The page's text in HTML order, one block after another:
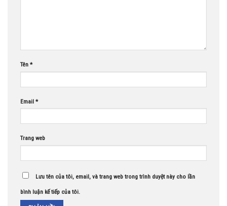
Tên *
Email *
Trang web
Lưu tên của tôi, email, và trang web trong trình duyệt này cho lần
bình luận kế tiếp của tôi.